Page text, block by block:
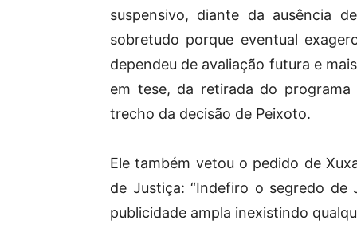
suspensivo, diante da ausência
sobretudo porque eventual
dependeu de avaliação futura e
em tese, da retirada do
trecho da decisão de Peixoto.
Ele também vetou o pedido de
de Justiça: “Indefiro o segredo
publicidade ampla inexistindo